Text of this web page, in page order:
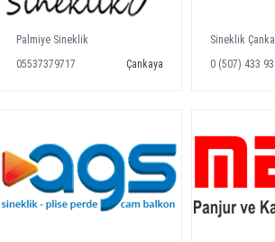
Palmiye Sineklik
05537379717
Çankaya
Sineklik
0 (507) 433